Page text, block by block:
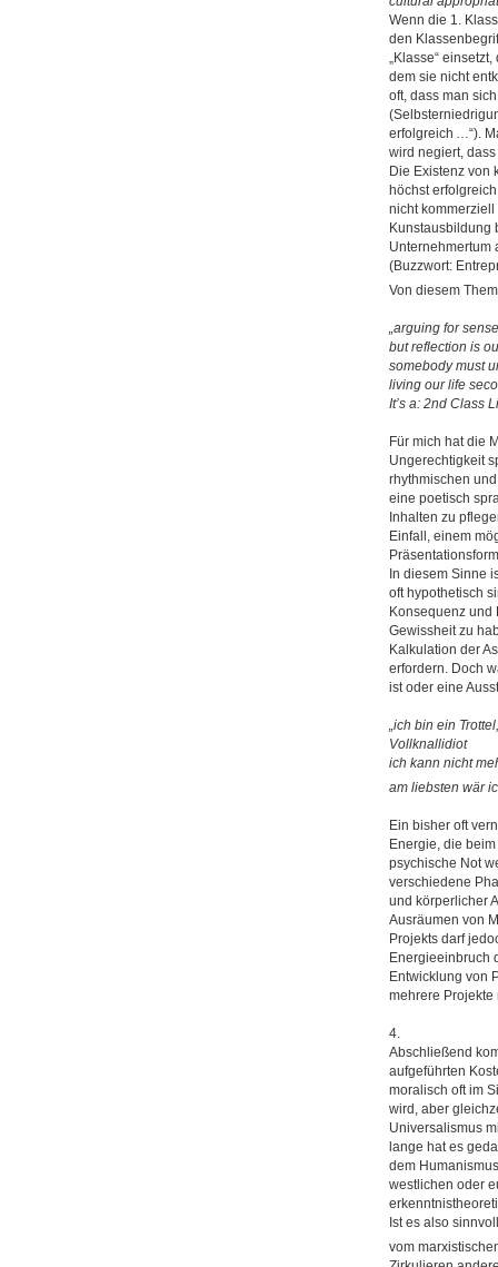
Wenn die 1.
den
„Klasse“
dem sie nicht
oft, dass man
erfolgreich …“).
wird negiert,
Die Existenz von
höchst
nicht
Kunstausbildung
Unternehmertum
(Buzzwort:
Von diesem
„arguing for
but reflection is
somebody must
living our life
It’s a: 2nd Class
Für mich hat die
Ungerechtigkeit
rhythmischen
eine poetisch
Inhalten zu
Einfall, einem
In diesem Sinne
oft hypothetisch
Konsequenz und
Gewissheit zu
Kalkulation der
erfordern. Doch
ist oder eine
„ich bin ein
Vollknallidiot
ich kann nicht
am liebsten wär
Ein bisher oft
Energie, die
psychische Not
verschiedene
und körperlicher
Ausräumen von
Projekts darf
Energieeinbruch
Entwicklung von
mehrere
4.
Abschließend
aufgeführten
moralisch oft im
wird, aber
Universalismus
lange hat es
dem
westlichen oder
Ist es also
vom